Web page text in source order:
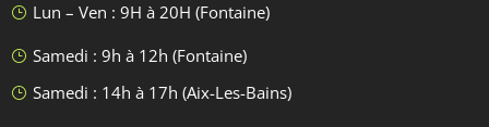
} Lun – Ven : 9H à 20H (Fontaine)
} Samedi : 9h à 12h (Fontaine)
} Samedi : 14h à 17h (Aix-Les-Bains)